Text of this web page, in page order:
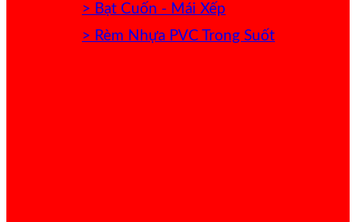
> Bạt Cuốn - Mái Xếp
> Rèm Nhựa PVC Trong Suốt